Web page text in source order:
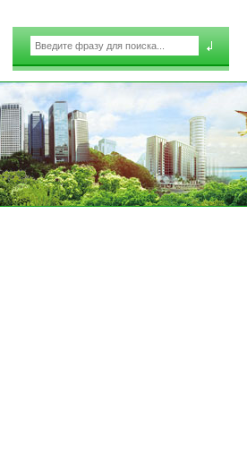
Форма поиска
Поиск